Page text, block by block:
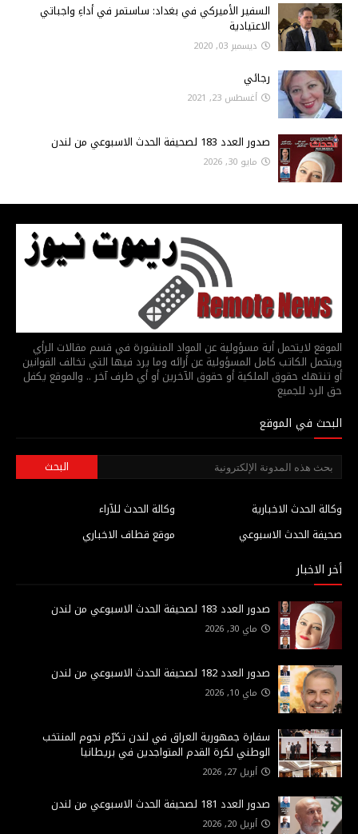
السفير الأميركي في بغداد: ساستمر في أداءِ واجباتي
الاعتيادية
ديسمبر 03, 2020
رجائي
أغسطس 23, 2021
صدور العدد 183 لصحيفة الحدث الاسبوعي من لندن
مايو 30, 2026
الموقع لايتحمل أية مسؤولية عن المواد المنشورة في قسم مقالات الرأي
ويتحمل الكاتب كامل المسؤولية عن أرائه وما يرد فيها التي تخالف القوانين
أو تنتهك حقوق الملكية أو حقوق الآخرين أو أي طرف آخر .. والموقع يكفل
حق الرد للجميع
البحث في الموقع
وكالة الحدث للآراء
وكالة الحدث الاخبارية
موقع قطاف الاخباري
صحيفة الحدث الاسبوعي
أخر الاخبار
صدور العدد 183 لصحيفة الحدث الاسبوعي من لندن
ماي 30, 2026
صدور العدد 182 لصحيفة الحدث الاسبوعي من لندن
ماي 10, 2026
سفارة جمهورية العراق في لندن تكرّم نجوم المنتخب
الوطني لكرة القدم المتواجدين في بريطانيا
أبريل 27, 2026
صدور العدد 181 لصحيفة الحدث الاسبوعي من لندن
أبريل 20, 2026